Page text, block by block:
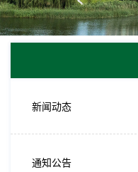
新闻动态
通知公告